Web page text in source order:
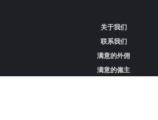
关于我们
联系我们
满意的外佣
满意的僱主